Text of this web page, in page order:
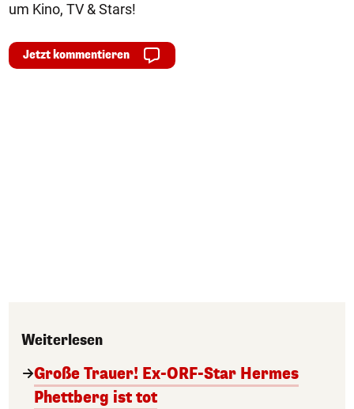
um Kino, TV & Stars!
Jetzt kommentieren
Weiterlesen
Große Trauer! Ex-ORF-Star Hermes
Phettberg ist tot